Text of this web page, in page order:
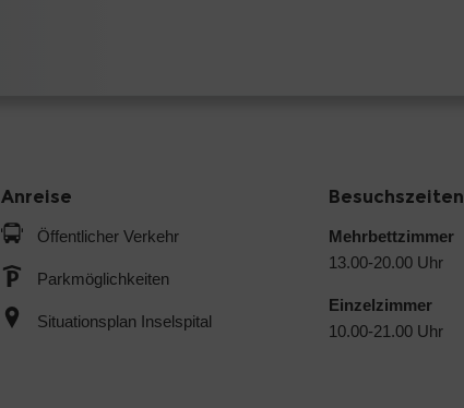
Anreise
Öffentlicher Verkehr
Parkmöglichkeiten
Situationsplan Inselspital
Besuchszeiten
Mehrbettzimmer
13.00-20.00 Uhr
Einzelzimmer
10.00-21.00 Uhr